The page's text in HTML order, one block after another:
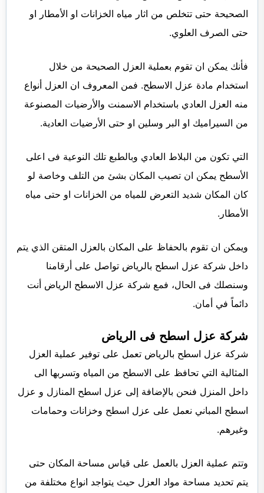
الصحيحة حتى تتخلص من اثار مياه الخزانات او الأمطار او
حتى الصرف العلوي.
فأنك يمكن ان تقوم بعملية العزل الصحيحة من خلال
استخدام مادة عزل الاسطح. فمن المعروف ان العزل أنواع
منه العزل العادي باستخدام الاسمنت والأرضيات المصنوعة
من السيراميك او البر وسلين او حتى الأرضيات العادية.
التي تكون من البلاط العادي وبالطبع تلك النوعية فى اعلى
الأسطح يمكن ان تصيب المكان بشئ من التلف وخاصة لو
كان المكان شديد التعرض للمياه من الخزانات او حتى مياه
الأمطار.
ويمكن ان تقوم بالحفاظ على المكان بالعزل المتقن الذي يتم
داخل شركة عزل اسطح بالرياض تواصل على أرقامنا
وسنصلك فى الحال، فمع شركة عزل الاسطح الرياض أنت
دائماً في أمان.
شركة عزل اسطح فى الرياض
شركة عزل اسطح بالرياض تعمل على توفير عملية العزل
المثالية التي تحافظ على الاسطح من المياه وتسربها الى
داخل المنزل فنحن بالإضافة إلى عزل اسطح المنازل و عزل
اسطح المباني نعمل على عزل اسطح وخزانات وحمامات
وغيرهم.
وتتم عملية العزل بالعمل على قياس مساحة المكان حتى
يتم تحديد مساحة مواد العزل حيث يتواجد انواع مختلفة من